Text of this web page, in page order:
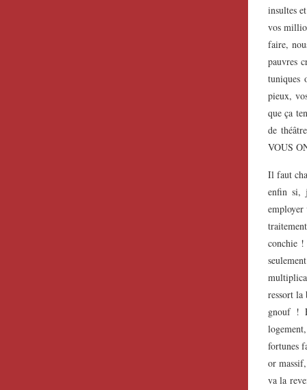
insultes
vos
faire,
pauvres
tuniques
pieux,
que ça
de
VOUS
Il faut
enfin si,
conchie !
ressort la
gnouf !
fortunes
or
va la